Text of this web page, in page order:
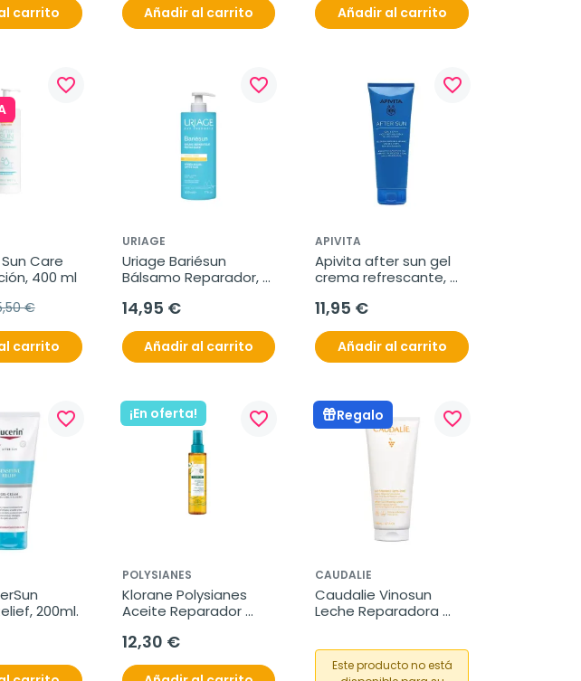
carrito Añadir al carrito Añadir al carrito
favorite_border
Care
400 ml
€
carrito
favorite_border
URIAGE
Uriage Bariésun
Bálsamo Reparador,
14,95 €
Añadir al carrito
favorite_border
APIVITA
Apivita after sun gel
crema refrescante,
11,95 €
Añadir al carrito
favorite_border
200ml.
¡En oferta! favorite_border
POLYSIANES
Klorane Polysianes
Aceite Reparador
Cuerpo, 150ml.
12,30 €
Regalo favorite_border
CAUDALIE
Caudalie Vinosun
Leche Reparadora
Este producto no está